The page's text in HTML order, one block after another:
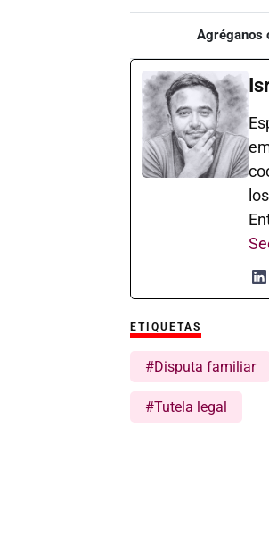
Agréganos
ETIQUETAS
#Disputa familiar
#Tutela legal